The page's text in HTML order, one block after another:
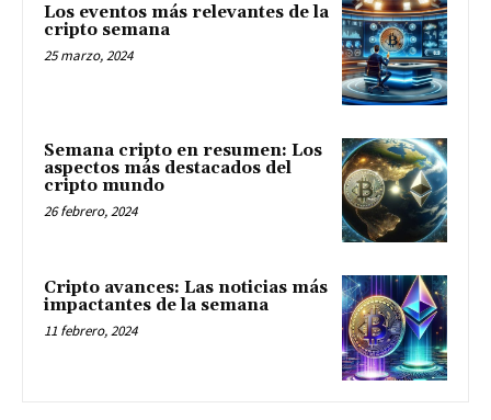
Los eventos más relevantes de la
cripto semana
25 marzo, 2024
Semana cripto en resumen: Los
aspectos más destacados del
cripto mundo
26 febrero, 2024
Cripto avances: Las noticias más
impactantes de la semana
11 febrero, 2024